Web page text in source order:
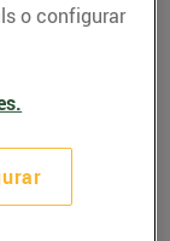
i
o configurar